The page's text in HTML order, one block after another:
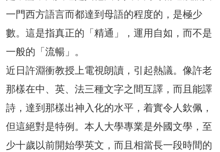
一門西方語言而都達到母語的程度的，是極少
數。這是指真正的「精通」，運用自如，而不是
一般的「流暢」。
近日許淵衝教授上電視朗讀，引起熱議。像許老
那樣在中、英、法三種文字之間互譯，而且能譯
詩，達到那樣出神入化的水平，着實令人欽佩，
但這絕對是特例。本人大學專業是外國文學，至
少十歲以前開始學英文，而且相當長一段時間的